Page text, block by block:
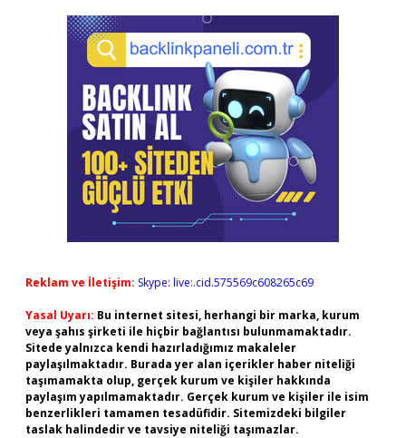
Reklam ve İletişim: Skype: live:.cid.575569c608265c69
Yasal Uyarı: Bu internet sitesi, herhangi bir marka, kurum
veya şahıs şirketi ile hiçbir bağlantısı bulunmamaktadır.
Sitede yalnızca kendi hazırladığımız makaleler
paylaşılmaktadır. Burada yer alan içerikler haber niteliği
taşımamakta olup, gerçek kurum ve kişiler hakkında
paylaşım yapılmamaktadır. Gerçek kurum ve kişiler ile isim
benzerlikleri tamamen tesadüfidir. Sitemizdeki bilgiler
taslak halindedir ve tavsiye niteliği taşımazlar.